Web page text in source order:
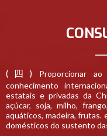
(四) Proporcionar
conhecimento
estatais e privadas da
açúcar, soja, milho,
aquáticos, madeira, frutas.
domésticos do sustento